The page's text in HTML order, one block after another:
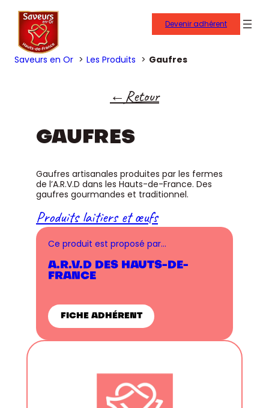
Devenir adhérent
Saveurs en Or Les Produits Gaufres
Retour
GAUFRES
Gaufres artisanales produites par les fermes
de l’A.R.V.D dans les Hauts-de-France. Des
gaufres gourmandes et traditionnel.
Produits laitiers et œufs
Ce produit est proposé par…
A.R.V.D DES HAUTS-DE-
FRANCE
FICHE ADHÉRENT